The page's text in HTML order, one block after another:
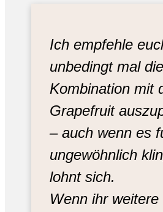
Ich empfehle
unbedingt mal die
Kombination mit
Grapefruit
– auch wenn es
ungewöhnlich
lohnt sich.
Wenn ihr weitere